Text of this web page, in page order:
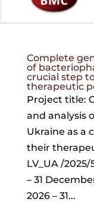
Complete
of
crucial step
therapeutic
Project title:
and analysis
Ukraine as a
their
LV_UA /
– 31
2026 – 31...